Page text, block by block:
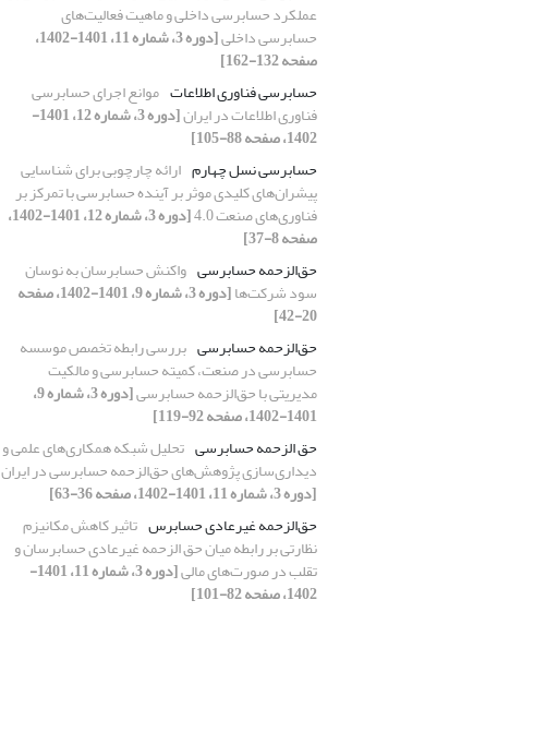
عملکرد حسابرسی داخلی و ماهیت فعالیت‌های
حسابرسی داخلی [دوره 3، شماره 11، 1401-1402،
صفحه 132-162]
حسابرسی فناوری اطلاعات موانع اجرای حسابرسی
فناوری اطلاعات در ایران [دوره 3، شماره 12، 1401-
1402، صفحه 88-105]
حسابرسی نسل چهارم ارائه چارچوبی برای شناسایی
پیشران‌های کلیدی موثر بر آینده حسابرسی با تمرکز بر
فناوری‌های صنعت 4.0 [دوره 3، شماره 12، 1401-1402،
صفحه 8-37]
حق‌الزحمه حسابرسی واکنش حسابرسان به نوسان
سود شرکت‌ها [دوره 3، شماره 9، 1401-1402، صفحه
20-42]
حق‌الزحمه حسابرسی بررسی رابطه تخصص موسسه
حسابرسی در صنعت، کمیته حسابرسی و مالکیت
مدیریتی با حق‌الزحمه حسابرسی [دوره 3، شماره 9،
1401-1402، صفحه 92-119]
حق الزحمه حسابرسی تحلیل شبکه همکاری‌های علمی و
دیداری‌سازی پژوهش‌های حق‌الزحمه حسابرسی در ایران
[دوره 3، شماره 11، 1401-1402، صفحه 36-63]
حق‌الزحمه غیرعادی حسابرس تاثیر کاهش مکانیزم
نظارتی بر رابطه میان حق الزحمه غیرعادی حسابرسان و
تقلب در صورت‌های مالی [دوره 3، شماره 11، 1401-
1402، صفحه 82-101]